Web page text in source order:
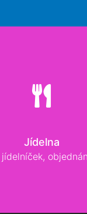
Jídelna
jídelníček,